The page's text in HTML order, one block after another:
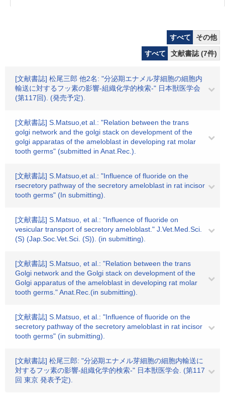
すべて
その他
すべて
文献書誌 (7件)
[文献書誌] 松尾三郎 他2名: "分泌期エナメル芽細胞の細胞内
輸送に対するフッ素の影響-組織化学的検索-" 日本獣医学会
(第117回). (発売予定).
[文献書誌] S.Matsuo,et al.: "Relation between the trans
golgi network and the golgi stack on development of the
golgi apparatas of the ameloblast in developing rat molar
tooth germs" (submitted in Anat.Rec.).
[文献書誌] S.Matsuo,et al.: "Influence of fluoride on the
rsecretory pathway of the secretory ameloblast in rat incisor
tooth germs" (In submitting).
[文献書誌] S.Matsuo, et al.: "Influence of fluoride on
vesicular transport of secretory ameloblast." J.Vet.Med.Sci.
(S) (Jap.Soc.Vet.Sci. (S)). (in submitting).
[文献書誌] S.Matsuo, et al.: "Relation between the trans
Golgi network and the Golgi stack on development of the
Golgi apparatus of the ameloblast in developing rat molar
tooth germs." Anat.Rec.(in submitting).
[文献書誌] S.Matsuo, et al.: "Influence of fluoride on the
secretory pathway of the secretory ameloblast in rat incisor
tooth germs" (in submitting).
[文献書誌] 松尾三郎: "分泌期エナメル芽細胞の細胞内輸送に
対するフッ素の影響-組織化学的検索-" 日本獣医学会. (第117
回 東京 発表予定).